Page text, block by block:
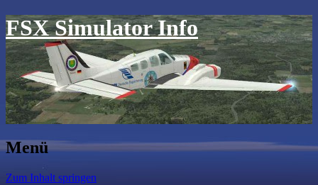
FSX Simulator Info
Menü
Zum Inhalt springen